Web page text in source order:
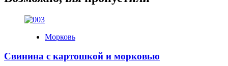
Морковь
Свинина с картошкой и морковью